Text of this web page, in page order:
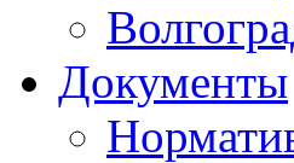
Документы